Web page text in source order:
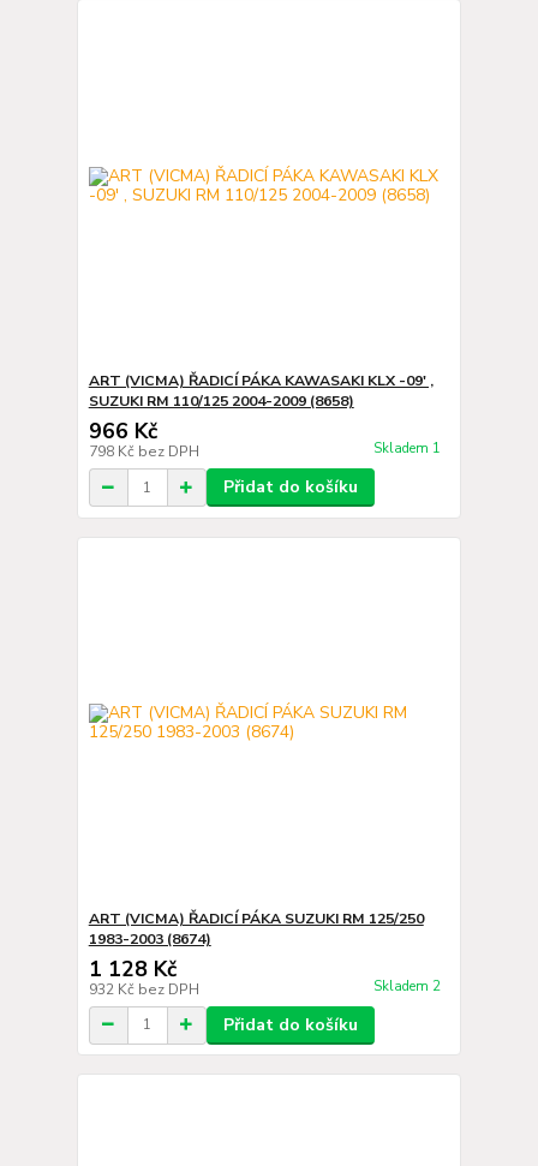
ART (VICMA) ŘADICÍ PÁKA KAWASAKI KLX -09' ,
SUZUKI RM 110/125 2004-2009 (8658)
966 Kč
798 Kč bez DPH Skladem 1
Přidat do košíku
ART (VICMA) ŘADICÍ PÁKA SUZUKI RM 125/250
1983-2003 (8674)
1 128 Kč
932 Kč bez DPH Skladem 2
Přidat do košíku